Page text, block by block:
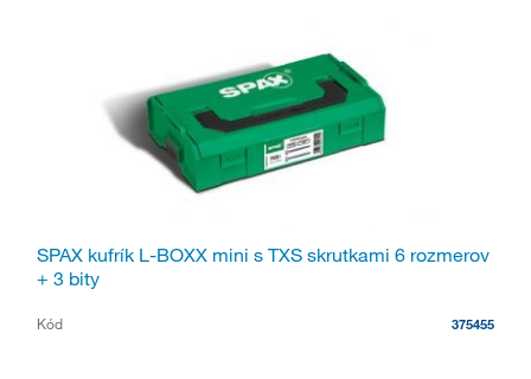
SPAX kufrík L-BOXX mini s TXS skrutkami 6 rozmerov
+ 3 bity
Kód 375455